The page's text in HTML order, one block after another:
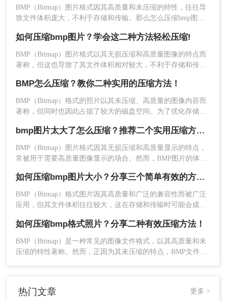
分辨率则能在保持图像可识别性的同时进一步减小
文件体积。
优点：操作简便，无需额外软件。能够在一定
程度上保持图像质量。
缺点：色彩模式和分辨率的调整可能对图像质
量产生一定影响。需要根据实际需求权衡调整
幅度。
推荐工具：图像编辑软件（如Photoshop）
1、打开Photoshop软件，导入需要压缩的BMP
图片。
率。
BMP（Bitmap）图片格式因其高质量和未压缩的特性，往往导
致文件体积庞大，不利于存储和传输。那么怎么压缩bmp图片
读者在保持图片质量的同时，有效减小文件体积。
如何压缩bmp图片？学会这二种方法轻松压缩!
BMP（Bitmap）图片格式以其无损压缩和高质量图像的特点而
著称，但这也导致了其文件体积相对较大，不利于存储和传
BMP图片压缩方法，旨在帮助读者轻松减小BMP图片的文件大
小。
BMP怎么压缩？教你二种实用的压缩方法！
BMP（Bitmap）格式的照片以其未压缩、高质量的图像内容而
著称，但同时也因此占据了较大的磁盘空间。为了优化存储和
BMP怎么压缩呢？本文将介绍两种压缩BMP格式照片的方法。
bmp图片太大了怎么压缩？推荐二个实用压缩方法！
BMP（Bitmap）图片格式因其无损压缩和高质量显示的特点，
常被用于需要高质量图像显示的场合。然而，BMP图片的体积
么压缩呢？本文将介绍两种实用的BMP图片压缩方法，帮助用
户轻松减小图片体积，提升存储和传输效率。
如何压缩bmp图片大小？分享三个简单有效的方法！
BMP（Bitmap）格式图片因其高质量和广泛的兼容性而被广泛
应用，但其文件体积往往较大，这在存储和传输时可能会成为
效的方法来压缩BMP图片，帮助你节省存储空间并提高传输效
如何压缩bmp格式照片？分享二种有效压缩方法！
BMP（Bitmap）是一种常见的图像文件格式，以其高质量和未
压缩的特性著称。然而，正因为其未压缩的特点，BMP文件往
BMP图片压缩方法。
热门文章 更多 >